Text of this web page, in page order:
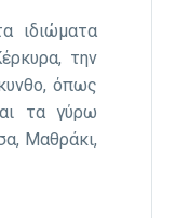
ιδιώματα
την
όπως
τα γύρω
Μαθράκι,